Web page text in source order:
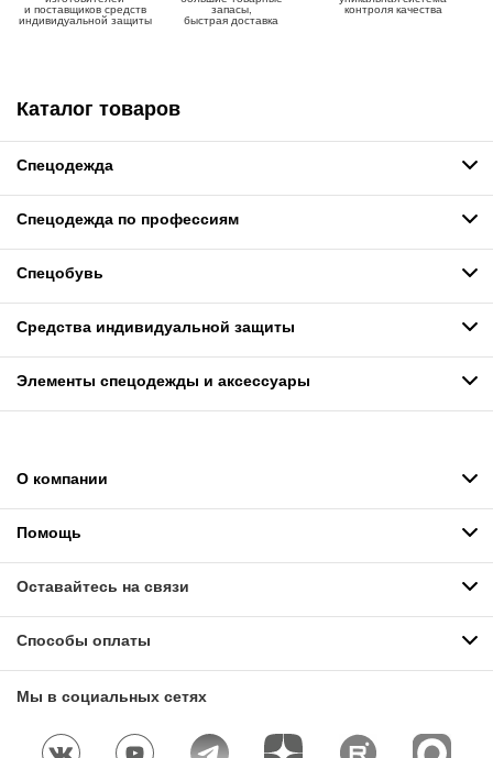
и поставщиков средств
индивидуальной защиты
запасы,
быстрая доставка
контроля качества
Каталог товаров
Спецодежда
Спецодежда по профессиям
Спецобувь
Средства индивидуальной защиты
Элементы спецодежды и аксессуары
О компании
Помощь
Оставайтесь на связи
Способы оплаты
Мы в социальных сетях